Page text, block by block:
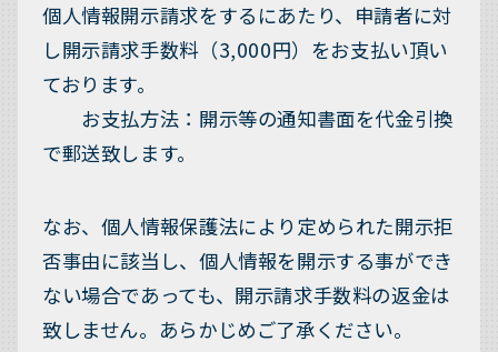
個人情報開示請求をするにあたり、申請者に対
し開示請求手数料（3,000円）をお支払い頂い
ております。
お支払方法：開示等の通知書面を代金引換
で郵送致します。
なお、個人情報保護法により定められた開示拒
否事由に該当し、個人情報を開示する事ができ
ない場合であっても、開示請求手数料の返金は
致しません。あらかじめご了承ください。